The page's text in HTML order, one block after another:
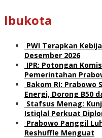
Ibukota
PWI Terapkan
Desember 2026
IPR: Potongan
Pemerintahan
Bakom RI: Prabowo
Energi, Dorong B50
Stafsus Menag:
Istiqlal Perkuat
Prabowo Panggil
Reshuffle Menguat